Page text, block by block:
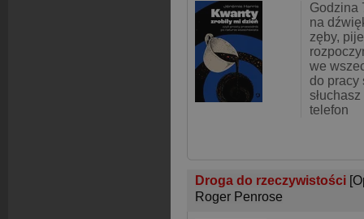
Godzina
na
zęby,
we
do pracy
telefon
Droga do rzeczywistości
Roger Penrose